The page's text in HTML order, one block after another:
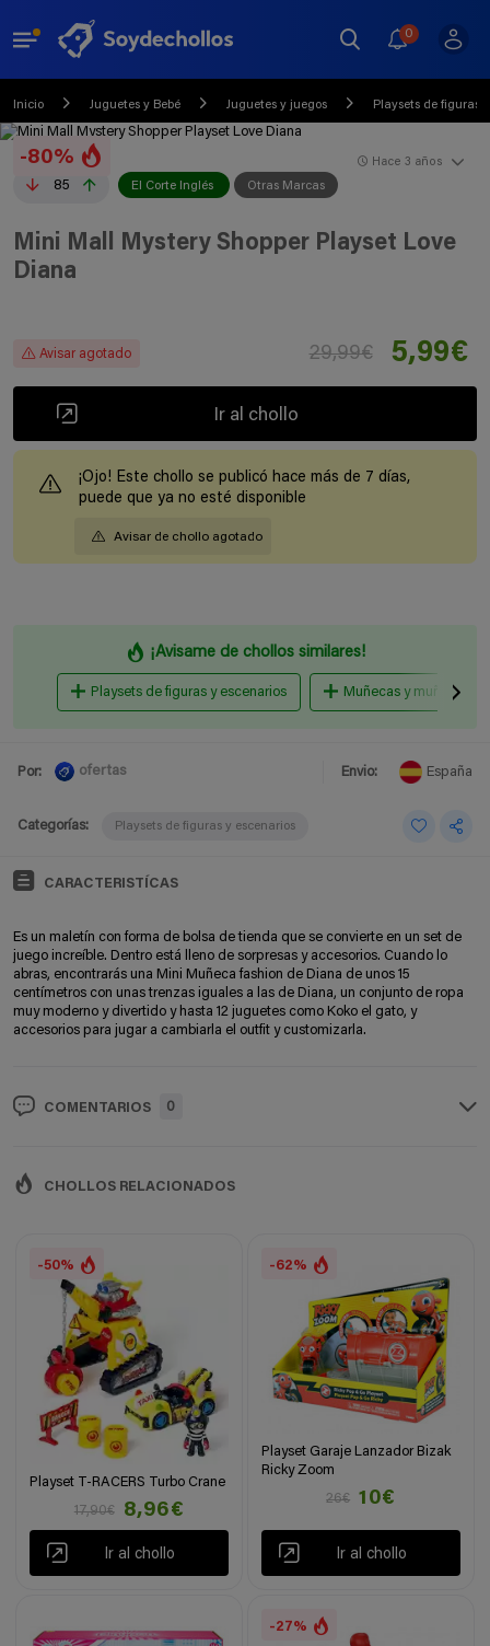
0
Inicio Juguetes y Bebé Juguetes y juegos Playsets de figuras
-80%
85 El Corte Inglés Otras Marcas
Hace 3 años
Mini Mall Mystery Shopper Playset Love
Diana
Avisar agotado 29,99€ 5,99€
Ir al chollo
¡Ojo! Este chollo se publicó hace más de 7 días,
puede que ya no esté disponible
Avisar de chollo agotado
¡Avisame de chollos similares!
Playsets de figuras y escenarios Muñecas y muñecos
Por: ofertas Envio: España
Categorías: Playsets de figuras y escenarios
CARACTERISTÍCAS
Es un maletín con forma de bolsa de tienda que se convierte en un set de
juego increíble. Dentro está lleno de sorpresas y accesorios. Cuando lo
abras, encontrarás una Mini Muñeca fashion de Diana de unos 15
centímetros con unas trenzas iguales a las de Diana, un conjunto de ropa
muy moderno y divertido y hasta 12 juguetes como Koko el gato, y
accesorios para jugar a cambiarla el outfit y customizarla.
COMENTARIOS 0
CHOLLOS RELACIONADOS
-50%
Playset T-RACERS Turbo Crane
17,90€
8,96€
Ir al chollo
-62%
Playset Garaje Lanzador Bizak
Ricky Zoom
26€
10€
Ir al chollo
-27%